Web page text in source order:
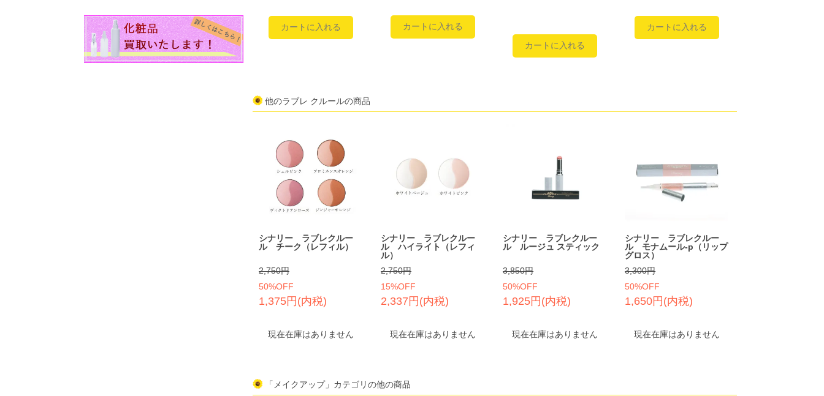
他のラブレ クルールの商品
シナリー ラブレクルー
ル チーク（レフィル）
2,750円
50%OFF
1,375円(内税)
現在在庫はありません
シナリー ラブレクルー
ル ハイライト（レフィ
ル）
2,750円
15%OFF
2,337円(内税)
現在在庫はありません
シナリー ラブレクルー
ル ルージュ スティック
3,850円
50%OFF
1,925円(内税)
現在在庫はありません
シナリー ラブレクルー
ル モナムール-p（リップ
グロス）
3,300円
50%OFF
1,650円(内税)
現在在庫はありません
「メイクアップ」カテゴリの他の商品